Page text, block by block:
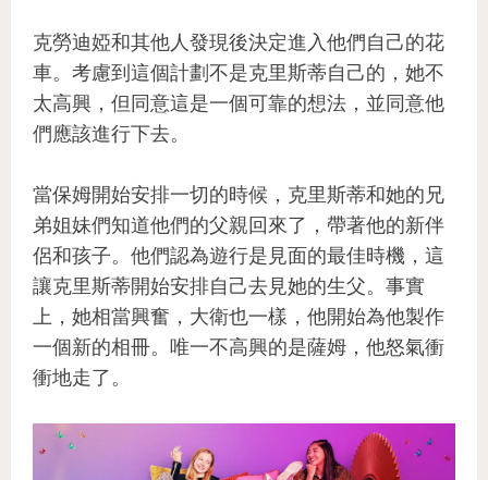
克勞迪婭和其他人發現後決定進入他們自己的花
車。考慮到這個計劃不是克里斯蒂自己的，她不
太高興，但同意這是一個可靠的想法，並同意他
們應該進行下去。
當保姆開始安排一切的時候，克里斯蒂和她的兄
弟姐妹們知道他們的父親回來了，帶著他的新伴
侶和孩子。他們認為遊行是見面的最佳時機，這
讓克里斯蒂開始安排自己去見她的生父。事實
上，她相當興奮，大衛也一樣，他開始為他製作
一個新的相冊。唯一不高興的是薩姆，他怒氣衝
衝地走了。